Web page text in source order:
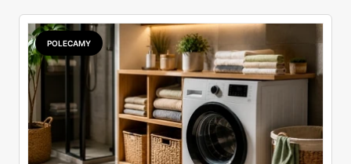
POLECAMY